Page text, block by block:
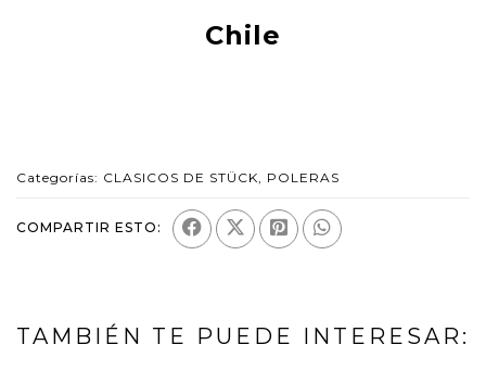
Chile
Categorías: CLASICOS DE STÜCK, POLERAS
COMPARTIR ESTO:
TAMBIÉN TE PUEDE INTERESAR: